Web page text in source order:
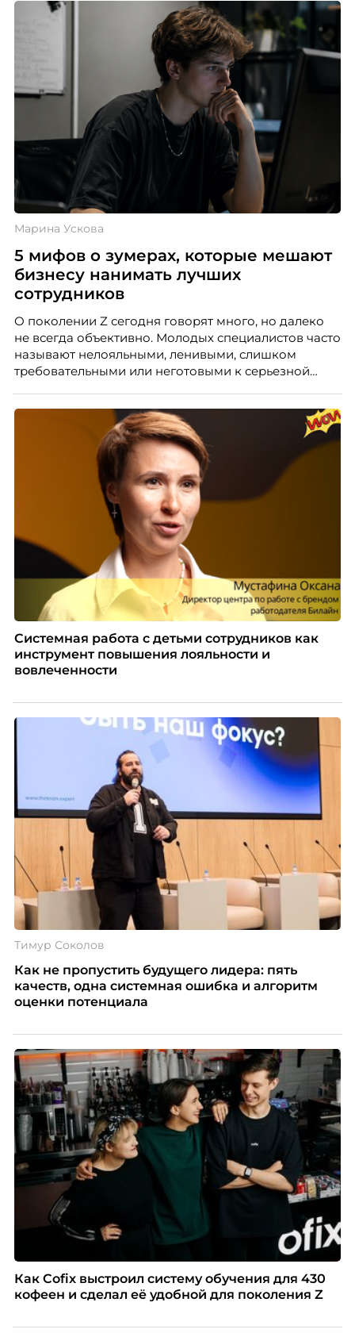
Марина Ускова
5 мифов о зумерах, которые мешают
бизнесу нанимать лучших
сотрудников
О поколении Z сегодня говорят много, но далеко
не всегда объективно. Молодых специалистов часто
называют нелояльными, ленивыми, слишком
требовательными или неготовыми к серьезной
кадровых ошибок. В этой статье Марина Ускова,
руководитель отдела подбора персонала
рекрутинговой компании, разбирает самые
распространенные мифы о зумерах и объясняет,
почему устаревшие представления мешают
бизнесу находить и удерживать сильных
Системная работа с детьми сотрудников как
инструмент повышения лояльности и
вовлеченности
Тимур Соколов
Как не пропустить будущего лидера: пять
качеств, одна системная ошибка и алгоритм
оценки потенциала
Как Cofix выстроил систему обучения для 430
кофеен и сделал её удобной для поколения Z